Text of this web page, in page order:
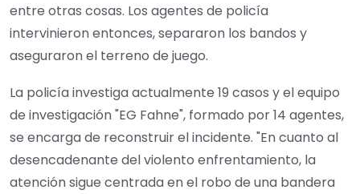
entre otras cosas. Los agentes de policía
intervinieron entonces, separaron los bandos y
aseguraron el terreno de juego.
La policía investiga actualmente 19 casos y el equipo
de investigación "EG Fahne", formado por 14 agentes,
se encarga de reconstruir el incidente. "En cuanto al
desencadenante del violento enfrentamiento, la
atención sigue centrada en el robo de una bandera